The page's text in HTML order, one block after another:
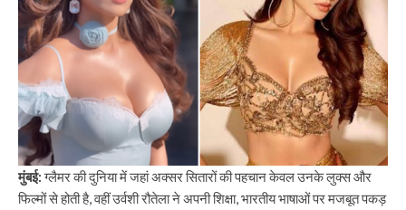
मुंबई:ग्लैमर की दुनिया में जहां अक्सर सितारों की पहचान केवल उनके लुक्स और
फिल्मों से होती है, वहीं उर्वशी रौतेला ने अपनी शिक्षा, भारतीय भाषाओं पर मजबूत पकड़